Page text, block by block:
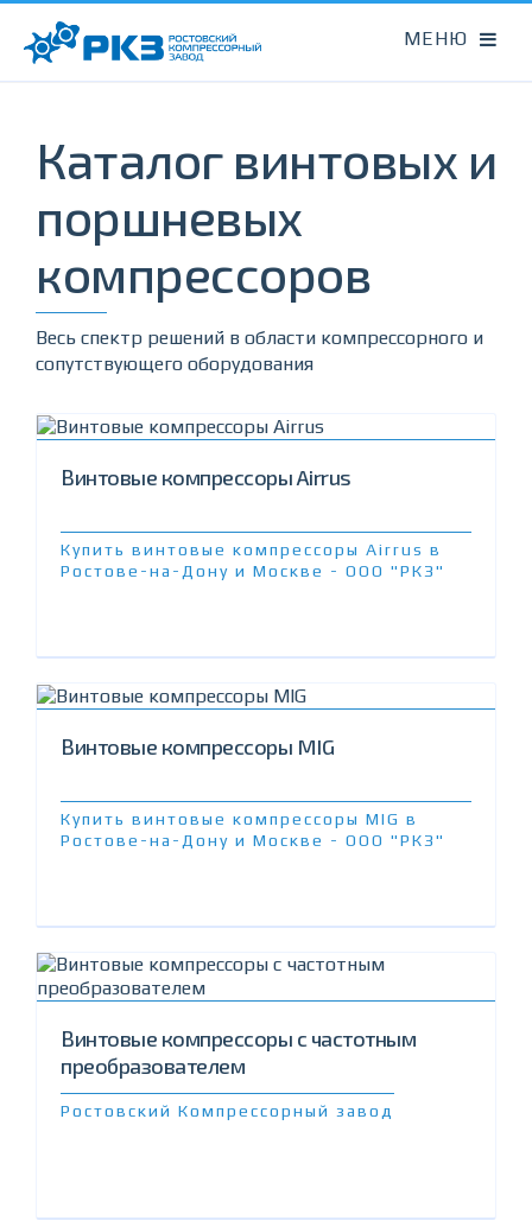
Каталог винтовых и
поршневых
компрессоров
Весь спектр решений в области компрессорного и
сопутствующего оборудования
Винтовые компрессоры Airrus
Купить винтовые компрессоры Airrus в
Ростове-на-Дону и Москве - ООО "РКЗ"
Винтовые компрессоры MIG
Купить винтовые компрессоры MIG в
Ростове-на-Дону и Москве - ООО "РКЗ"
Винтовые компрессоры с частотным
преобразователем
Ростовский Компрессорный завод